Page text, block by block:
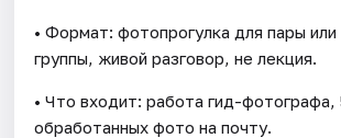
• Формат: фотопрогулка для пары
группы, живой разговор, не лекция.
• Что входит: работа гид-фотографа,
обработанных фото на почту.